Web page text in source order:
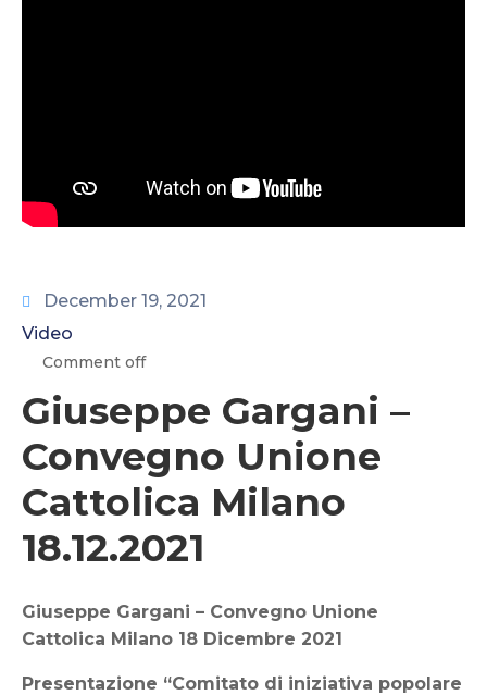
December 19, 2021
Video
Comment off
Giuseppe Gargani –
Convegno Unione
Cattolica Milano
18.12.2021
Giuseppe Gargani – Convegno Unione
Cattolica Milano 18 Dicembre 2021
Presentazione “Comitato di iniziativa popolare